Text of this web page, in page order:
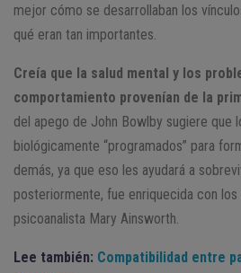
mejor cómo se desarrollaban los
qué eran tan importantes.
Creía que la salud mental y los
comportamiento provenían de la
del apego de John Bowlby sugiere que
biológicamente “programados” para
demás, ya que eso les ayudará a
posteriormente, fue enriquecida con
psicoanalista Mary Ainsworth.
Lee también: Compatibilidad entre